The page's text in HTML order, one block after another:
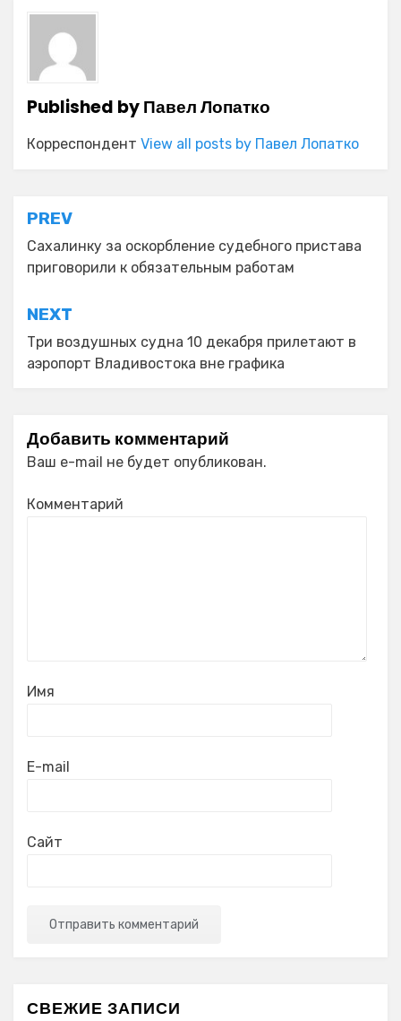
Published byПавел Лопатко
Корреспондент View all posts by Павел Лопатко
Навигация
по
записям
PREV
Сахалинку за оскорбление судебного пристава
приговорили к обязательным работам
NEXT
Три воздушных судна 10 декабря прилетают в
аэропорт Владивостока вне графика
Добавить комментарий
Ваш e-mail не будет опубликован.
Комментарий
Имя
E-mail
Сайт
СВЕЖИЕ ЗАПИСИ